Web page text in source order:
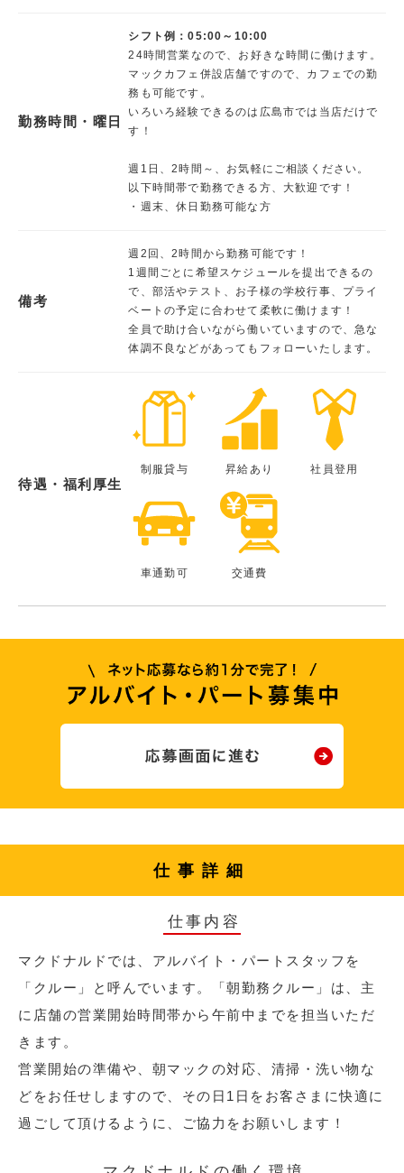
勤務時間・曜日
シフト例：05:00～10:00
24時間営業なので、お好きな時間に働けます。
マックカフェ併設店舗ですので、カフェでの勤
務も可能です。
いろいろ経験できるのは広島市では当店だけで
す！
週1日、2時間～、お気軽にご相談ください。
以下時間帯で勤務できる方、大歓迎です！
・週末、休日勤務可能な方
備考
週2回、2時間から勤務可能です！
1週間ごとに希望スケジュールを提出できるの
で、部活やテスト、お子様の学校行事、プライ
ベートの予定に合わせて柔軟に働けます！
全員で助け合いながら働いていますので、急な
体調不良などがあってもフォローいたします。
待遇・福利厚生
制服貸与 昇給あり 社員登用
車通勤可 交通費
仕事詳細
仕事内容
マクドナルドでは、アルバイト・パートスタッフを
「クルー」と呼んでいます。「朝勤務クルー」は、主
に店舗の営業開始時間帯から午前中までを担当いただ
きます。
営業開始の準備や、朝マックの対応、清掃・洗い物な
どをお任せしますので、その日1日をお客さまに快適に
過ごして頂けるように、ご協力をお願いします！